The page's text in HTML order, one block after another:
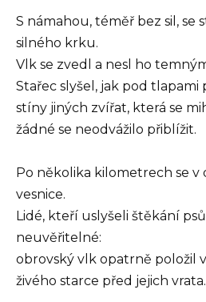
S námahou, téměř bez sil, se
silného krku.
Vlk se zvedl a nesl ho
Stařec slyšel, jak pod tlapami
stíny jiných zvířat, která se
žádné se neodvážilo přiblížit.
Po několika kilometrech se
vesnice.
Lidé, kteří uslyšeli štěkání
neuvěřitelné:
obrovský vlk opatrně položil
živého starce před jejich vrata.